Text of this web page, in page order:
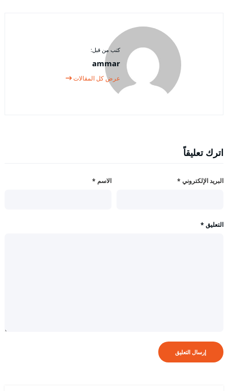
كتب من قبل:
ammar
عرض كل المقالات
اترك تعليقاً
الاسم * البريد الإلكتروني *
التعليق *